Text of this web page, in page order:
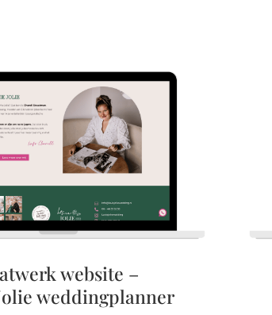
website –
weddingplanner